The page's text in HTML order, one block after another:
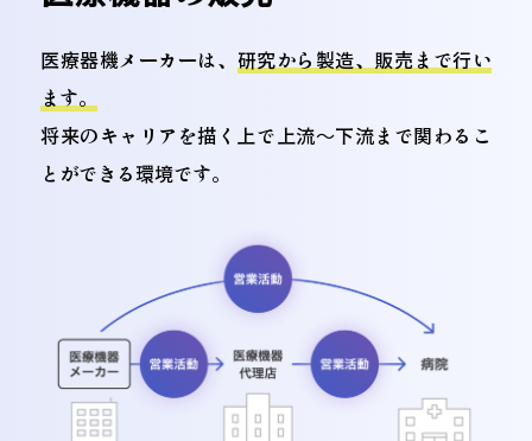
Laboratorie
s
27億2000万ドル
Medtronic
13億8800万ドル
Becton
Dickinson
22億ドル
Boston
Scientific
24億ドル
医療器機メーカーは、 研究から製造、販売まで行い
ます。
将来のキャリアを描く上で上流～下流まで関わるこ
とができる環境です。